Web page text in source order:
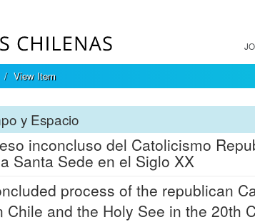
View Item
y Espacio
inconcluso del Catolicismo
Santa Sede en el Siglo XX
process of the republican
Chile and the Holy See in the 20th